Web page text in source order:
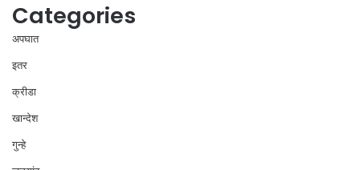
Categories
अपघात
इतर
क्रीडा
खान्देश
गुन्हे